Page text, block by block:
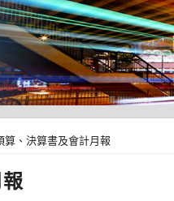
算、決算書及會計月報